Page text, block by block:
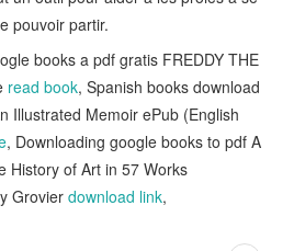
pouvoir partir.
books a pdf gratis FREDDY THE
read book, Spanish books download
Illustrated Memoir ePub (English
, Downloading google books to pdf A
History of Art in 57 Works
Grovier download link,